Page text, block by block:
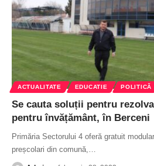
ACTUALITATE EDUCATIE POLITICĂ
Se cauta soluții pentru
pentru învățământ, în Berceni
Primăria Sectorului 4 oferă gratuit
preșcolari din comună,